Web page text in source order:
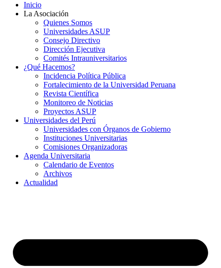
Inicio
La Asociación
Quienes Somos
Universidades ASUP
Consejo Directivo
Dirección Ejecutiva
Comités Intrauniversitarios
¿Qué Hacemos?
Incidencia Política Pública
Fortalecimiento de la Universidad Peruana
Revista Científica
Monitoreo de Noticias
Proyectos ASUP
Universidades del Perú
Universidades con Órganos de Gobierno
Instituciones Universitarias
Comisiones Organizadoras
Agenda Universitaria
Calendario de Eventos
Archivos
Actualidad